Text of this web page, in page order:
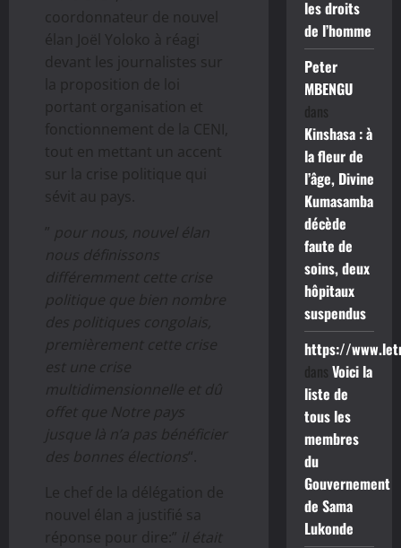
coordonnateur de nouvel
élan Joël Yoloko à réagi
devant les journalistes sur
la proposition de loi
portant organisation et
fonctionnement de la CENI,
tout en mettant un accent
sur la crise politique qui
sévit au pays.
” pour nous, nouvel élan
nous définissons
différemment cette crise
politique que bien nombre
des politiques congolais,
premièrement cette crise
est une crise
multidimensionnelle et dû
offet que Notre pays
jusque là n’a pas bénéficier
des bonnes élections“.
Le chef de la délégation de
nouvel élan a justifié sa
réponse pour dire:” il était
les droits
de l’homme
Peter
MBENGU
dans
Kinshasa : à
la fleur de
l’âge, Divine
Kumasamba
décède
faute de
soins, deux
hôpitaux
suspendus
https://
dans Voici la
liste de
tous les
membres
du
Gouvernement
de Sama
Lukonde